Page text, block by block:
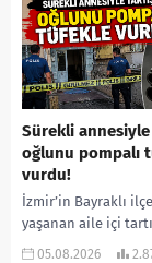
Sürekli annesiyle
oğlunu pompalı
vurdu!
İzmir’in Bayraklı
yaşanan aile içi
bitti. İddiaya göre,
05.08.2026